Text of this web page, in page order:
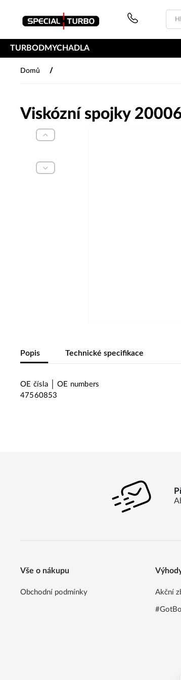
TURBODMYCHADLA
Domů /
Viskózní spojky
Popis Technické specifikace
OE čísla │ OE numbers
47560853
Vše o nákupu
Obchodní podmínky Akční